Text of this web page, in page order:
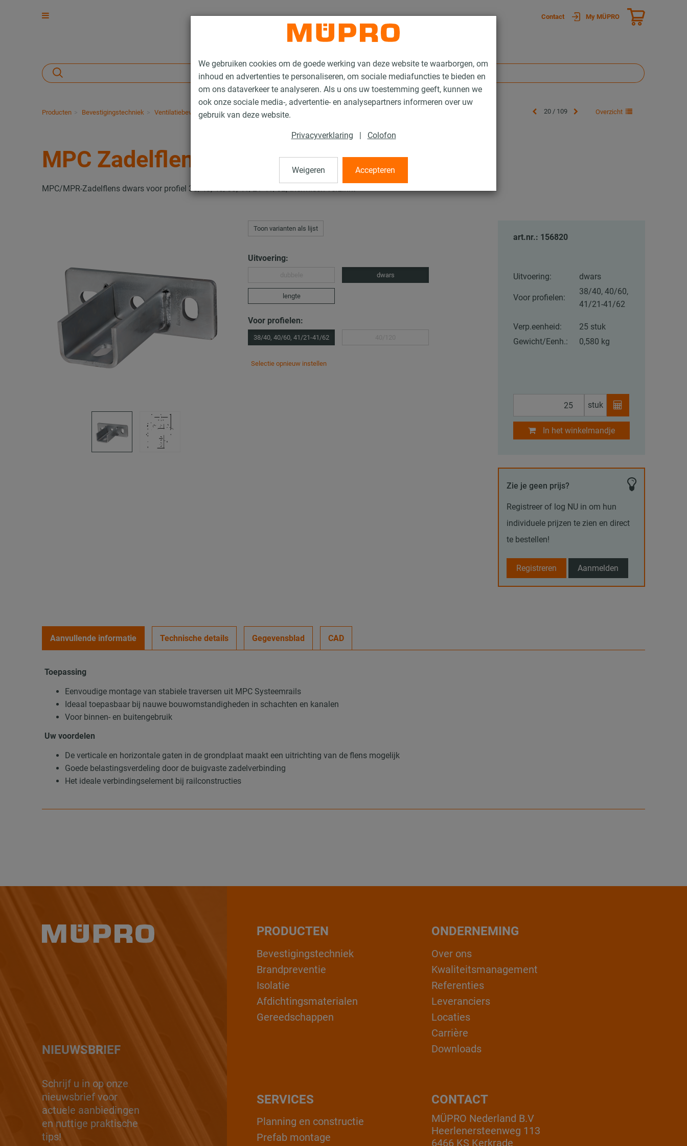
We gebruiken cookies om de goede werking van deze website te waarborgen, om
inhoud en advertenties te personaliseren, om sociale mediafuncties te bieden en
om ons dataverkeer te analyseren. Als u ons uw toestemming geeft, kunnen we
ook onze sociale media-, advertentie- en analysepartners informeren over uw
gebruik van deze website.
Privacyverklaring | Colofon
Weigeren Accepteren
Contact My MÜPRO
Producten Bevestigingstechniek Ventilatiebevestiging Thermisch verzinkte producten voor luchtkanaalbevestiging 20 / 109 Overzicht
MPC Zadelflens
MPC/MPR-Zadelflens dwars voor profiel 38/40, 40/60, 41/21-41/62, thermisch verzinkt
Toon varianten als lijst
Uitvoering:
dwars
lengte
Voor profielen:
38/40, 40/60, 41/21-41/62
Selectie opnieuw instellen
art.nr.: 156820
Uitvoering: dwars
Voor profielen:
38/40, 40/60,
41/21-41/62
Verp.eenheid:
25 stuk
Gewicht/Eenh.:
0,580 kg
stuk
In het winkelmandje
Zie je geen prijs?
Registreer of log NU in om hun
individuele prijzen te zien en direct
te bestellen!
Registreren Aanmelden
Aanvullende informatie Technische details Gegevensblad CAD
Toepassing
Eenvoudige montage van stabiele traversen uit MPC Systeemrails
Ideaal toepasbaar bij nauwe bouwomstandigheden in schachten en kanalen
Voor binnen- en buitengebruik
Uw voordelen
De verticale en horizontale gaten in de grondplaat maakt een uitrichting van de flens mogelijk
Goede belastingsverdeling door de buigvaste zadelverbinding
Het ideale verbindingselement bij railconstructies
NIEUWSBRIEF
Schrijf u in op onze
nieuwsbrief voor
actuele aanbiedingen
en nuttige praktische
tips!
PRODUCTEN
Bevestigingstechniek
Brandpreventie
Isolatie
Afdichtingsmaterialen
Gereedschappen
ONDERNEMING
Over ons
Kwaliteitsmanagement
Referenties
Leveranciers
Locaties
Carrière
Downloads
CONTACT
MÜPRO Nederland B.V
Heerlenersteenweg 113
6466 KS Kerkrade
SERVICES
Planning en constructie
Prefab montage